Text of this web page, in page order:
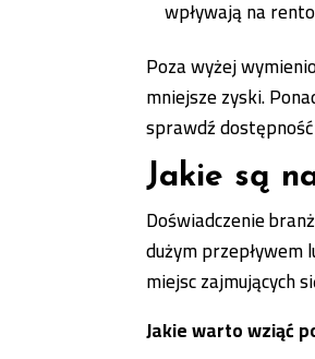
wpływają na
Poza wyżej
mniejsze zyski.
sprawdź
Jakie są
Doświadczenie
dużym przepływem
miejsc zajmujących
Jakie warto wziąć